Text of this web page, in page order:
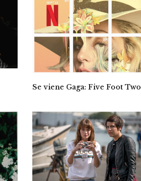
Se viene Gaga: Five Foot Two